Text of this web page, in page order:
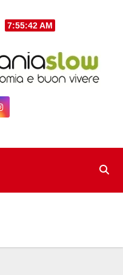
7:55:43 AM